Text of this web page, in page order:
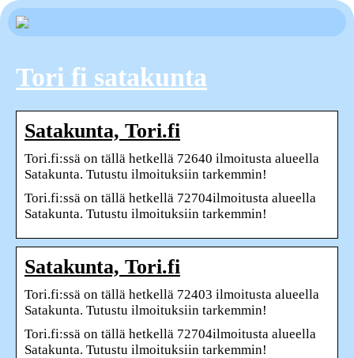
Tori fi satakunta
Satakunta, Tori.fi
Tori.fi:ssä on tällä hetkellä 72640 ilmoitusta alueella
Satakunta. Tutustu ilmoituksiin tarkemmin!
Tori.fi:ssä on tällä hetkellä 72704ilmoitusta alueella
Satakunta. Tutustu ilmoituksiin tarkemmin!
Satakunta, Tori.fi
Tori.fi:ssä on tällä hetkellä 72403 ilmoitusta alueella
Satakunta. Tutustu ilmoituksiin tarkemmin!
Tori.fi:ssä on tällä hetkellä 72704ilmoitusta alueella
Satakunta. Tutustu ilmoituksiin tarkemmin!